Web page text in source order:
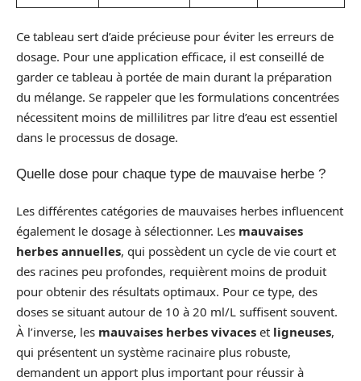
Ce tableau sert d’aide précieuse pour éviter les erreurs de
dosage. Pour une application efficace, il est conseillé de
garder ce tableau à portée de main durant la préparation
du mélange. Se rappeler que les formulations concentrées
nécessitent moins de millilitres par litre d’eau est essentiel
dans le processus de dosage.
Quelle dose pour chaque type de mauvaise herbe ?
Les différentes catégories de mauvaises herbes influencent
également le dosage à sélectionner. Les mauvaises
herbes annuelles, qui possèdent un cycle de vie court et
des racines peu profondes, requièrent moins de produit
pour obtenir des résultats optimaux. Pour ce type, des
doses se situant autour de 10 à 20 ml/L suffisent souvent.
À l’inverse, les mauvaises herbes vivaces et ligneuses,
qui présentent un système racinaire plus robuste,
demandent un apport plus important pour réussir à